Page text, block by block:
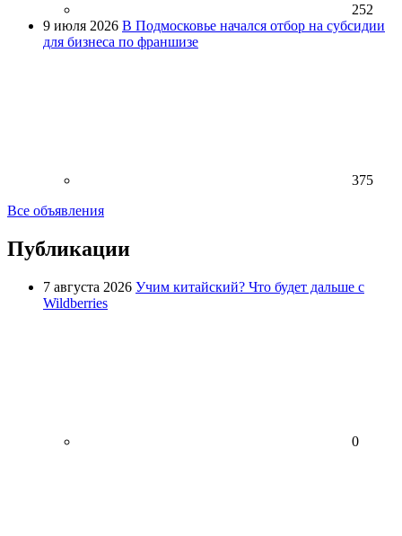
252
9 июля 2026 В Подмосковье начался отбор на субсидии
для бизнеса по франшизе
375
Все объявления
Публикации
7 августа 2026 Учим китайский? Что будет дальше с
Wildberries
0